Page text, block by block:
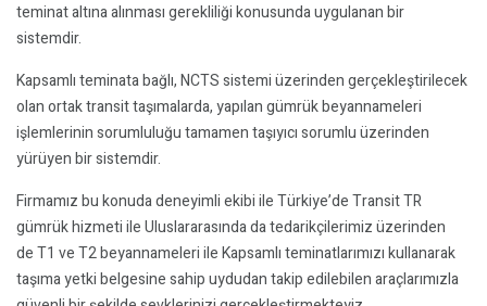
teminat altına alınması gerekliliği konusunda uygulanan bir
sistemdir.
Kapsamlı teminata bağlı, NCTS sistemi üzerinden gerçekleştirilecek
olan ortak transit taşımalarda, yapılan gümrük beyannameleri
işlemlerinin sorumluluğu tamamen taşıyıcı sorumlu üzerinden
yürüyen bir sistemdir.
Firmamız bu konuda deneyimli ekibi ile Türkiye’de Transit TR
gümrük hizmeti ile Uluslararasında da tedarikçilerimiz üzerinden
de T1 ve T2 beyannameleri ile Kapsamlı teminatlarımızı kullanarak
taşıma yetki belgesine sahip uydudan takip edilebilen araçlarımızla